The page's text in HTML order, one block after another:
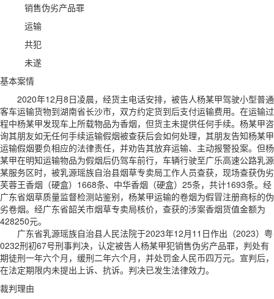
销售伪劣产品罪
运输
共犯
未遂
基本案情
2020年12月8日凌晨，经货主电话安排，被告人杨某甲驾驶小型普通
客车运输货物到湖南省长沙市，双方约定货到后支付运输费用。在运输过
程中杨某甲发现车上所载物品为香烟，但货主未提供任何手续。杨某甲咨
询其朋友如无任何手续运输假烟被查获后会如何处理，其朋友告知杨某甲
运输假烟要负相应的法律责任，并劝告其放弃运输、主动报警投案。但杨
某甲在明知运输物品为假烟后仍驾车前行，车辆行驶至广乐高速公路乳源
某服务区时，被乳源瑶族自治县烟草专卖局工作人员查获，现场查获伪劣
芙蓉王香烟（硬盒）1668条、中华香烟（硬盒）25条，共计1693条。经
广东省烟草质量监督检测站鉴别，杨某甲运输的卷烟为假冒注册商标的伪
劣卷烟。经广东省韶关市烟草专卖局核价，查获的涉案香烟货值金额为
428250元。
广东省乳源瑶族自治县人民法院于2023年12月11日作出（2023）粤
0232刑初67号刑事判决，认定被告人杨某甲犯销售伪劣产品罪，判处有
期徒刑一年六个月，缓刑二年六个月，并处罚金人民币四万元。宣判后，
在法定期限内未提出上诉、抗诉。判决已发生法律效力。
裁判理由